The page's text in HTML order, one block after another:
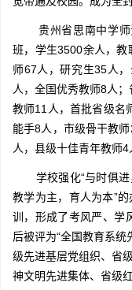
贵州省思南中学
班，学生3500余人，
师67人，研究生35人
人，全国优秀教师8人
教师11人，首批省级名
能手8人，市级骨干教
人，县级十佳青年教师4
学校强化“与时俱
教学为主，育人为本”
训，形成了考风严、学
后被评为“全国教育系统
级先进基层党组织、省
神文明先进集体、省级红